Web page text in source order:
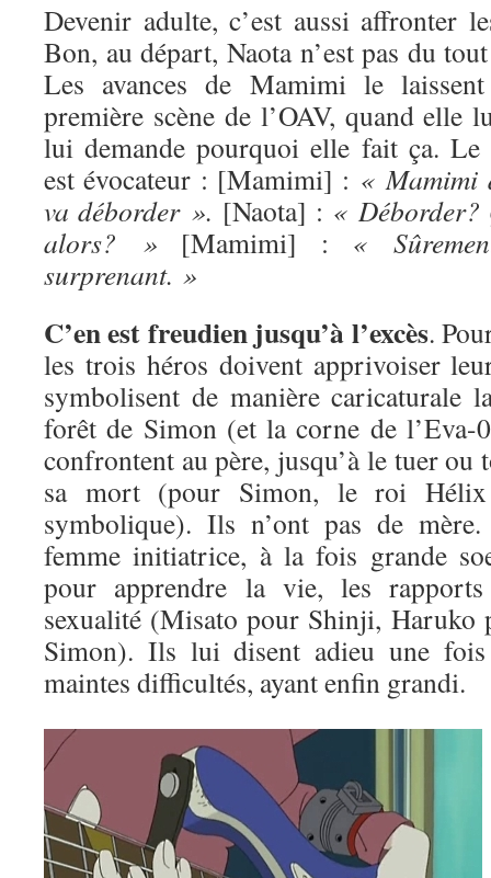
Devenir adulte, c’est aussi affronter
Bon, au départ, Naota n’est pas du
Les avances de Mamimi le
première scène de l’OAV, quand elle
lui demande pourquoi elle fait ça. Le
est évocateur : [Mamimi] : « Mamimi
va déborder ». [Naota] : « Déborder?
alors? » [Mamimi] : «
surprenant. »
C’en est freudien jusqu’à l’excès.
les trois héros doivent apprivoiser
symbolisent de manière caricaturale
forêt de Simon (et la corne de
confrontent au père, jusqu’à le tuer ou
sa mort (pour Simon, le roi
symbolique). Ils n’ont pas de
femme initiatrice, à la fois grande
pour apprendre la vie, les
sexualité (Misato pour Shinji, Haruko
Simon). Ils lui disent adieu une
maintes difficultés, ayant enfin grandi.